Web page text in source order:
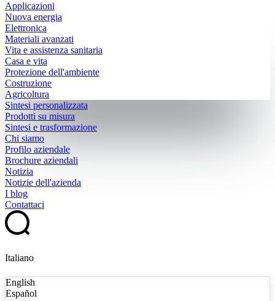
Applicazioni
Nuova energia
Elettronica
Materiali avanzati
Vita e assistenza sanitaria
Casa e vita
Protezione dell'ambiente
Costruzione
Agricoltura
Sintesi personalizzata
Prodotti su misura
Sintesi e trasformazione
Chi siamo
Profilo aziendale
Brochure aziendali
Notizia
Notizie dell'azienda
I blog
Contattaci
Italiano
English
Español